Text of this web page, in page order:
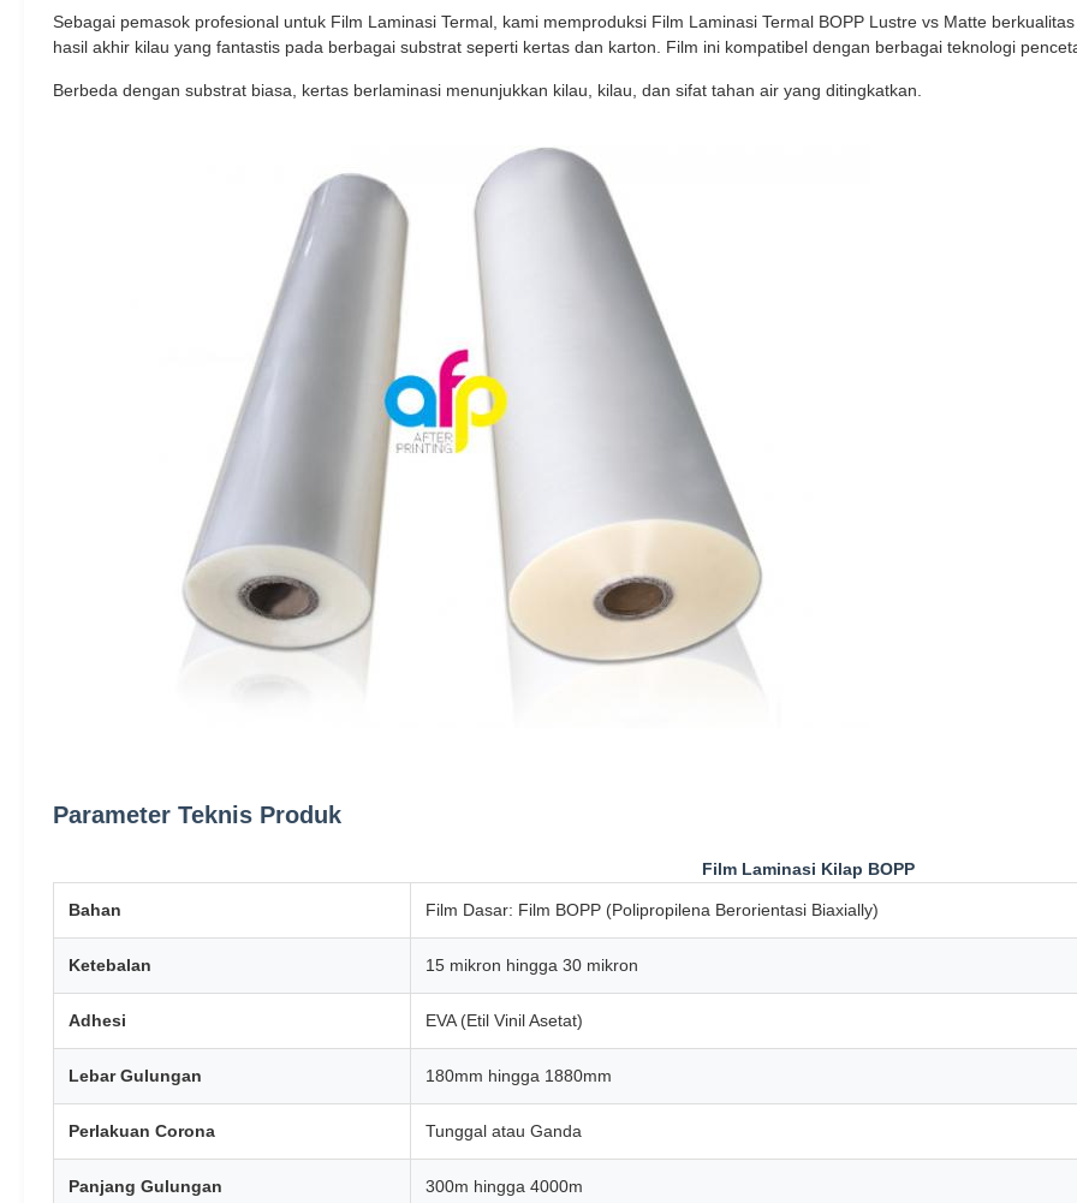
Sebagai pemasok profesional untuk Film Laminasi Termal, kami memproduksi Film Laminasi Termal BOPP Lustre vs Matte
hasil akhir kilau yang fantastis pada berbagai substrat seperti kertas dan karton. Film ini kompatibel dengan berbagai teknologi
Berbeda dengan substrat biasa, kertas berlaminasi menunjukkan kilau, kilau, dan sifat tahan air yang ditingkatkan.
Parameter Teknis Produk
Film Laminasi Kilap BOPP
Bahan Film Dasar: Film BOPP (Polipropilena Berorientasi Biaxially)
Ketebalan 15 mikron hingga 30 mikron
Adhesi EVA (Etil Vinil Asetat)
Lebar Gulungan 180mm hingga 1880mm
Perlakuan Corona Tunggal atau Ganda
Panjang Gulungan 300m hingga 4000m